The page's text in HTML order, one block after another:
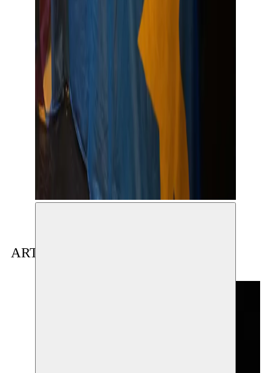
© Bart Grietens
ARTISTE(S) EN RÉSIDENCE